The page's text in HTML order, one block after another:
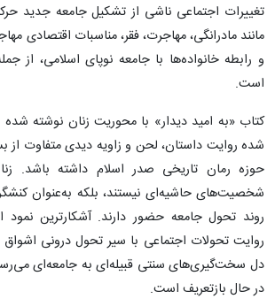
تغییرات اجتماعی ناشی از تشکیل جامعه جدید
مانند مادرانگی، مهاجرت، فقر، مناسبات اقتصادی
و رابطه خانواده‌ها با جامعه نوپای اسلامی، از
است.
کتاب «به امید دیدار» با محوریت زنان نوشته
شده روایت داستان، لحن و زاویه دیدی متفاوت از
حوزه رمان تاریخی صدر اسلام داشته باشد.
شخصیت‌های حاشیه‌ای نیستند، بلکه به‌عنوان
روند تحول جامعه حضور دارند. آشکارترین
روایت تحولات اجتماعی با سیر تحول درونی
دل سخت‌گیری‌های سنتی قبیله‌ای به جامعه‌ای
در حال بازتعریف است.